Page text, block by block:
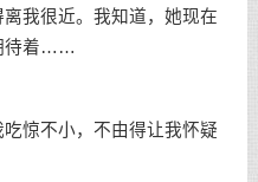
我很近。我知道，她现在
待着……
惊不小，不由得让我怀疑